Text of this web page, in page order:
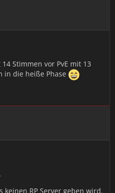
Stimmen vor PvE mit 13
in die heiße Phase
keinen RP Server geben wird.